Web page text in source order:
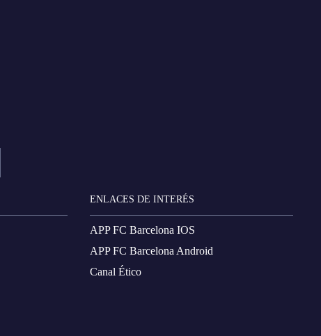
ENLACES DE INTERÉS
APP FC Barcelona IOS
APP FC Barcelona Android
Canal Ético